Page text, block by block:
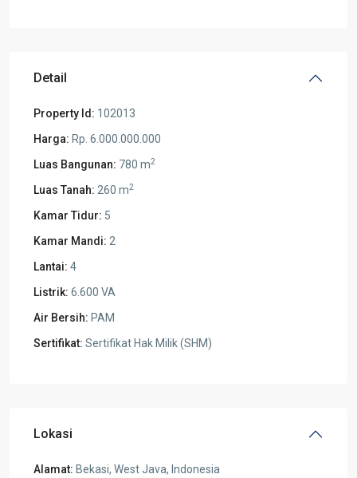
Detail
Property Id: 102013
Harga: Rp. 6.000.000.000
Luas Bangunan: 780 m2
Luas Tanah: 260 m2
Kamar Tidur: 5
Kamar Mandi: 2
Lantai: 4
Listrik: 6.600 VA
Air Bersih: PAM
Sertifikat: Sertifikat Hak Milik (SHM)
Lokasi
Alamat: Bekasi, West Java, Indonesia